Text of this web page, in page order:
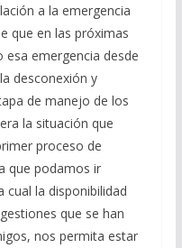
a la emergencia
que en las próximas
emergencia desde
desconexión y
de manejo de los
la situación que
proceso de
que podamos ir
cual la disponibilidad
que se han
nos permita estar